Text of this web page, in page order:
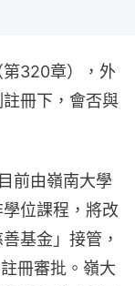
第320章），外
冊下，會否與
前由嶺南大學
位課程，將改
基金」接管，
冊審批。嶺大